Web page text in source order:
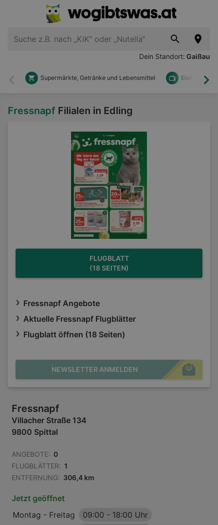
Dein Standort: Gaißau
Zurück
Supermärkte, Getränke und Lebensmittel Elektronik
Fressnapf Filialen in Edling
FLUGBLATT
(18 SEITEN)
Fressnapf Angebote
Aktuelle Fressnapf Flugblätter
Flugblatt öffnen (18 Seiten)
NEWSLETTER ANMELDEN
Fressnapf
Villacher Straße 134
9800 Spittal
ANGEBOTE: 0
FLUGBLÄTTER: 1
ENTFERNUNG: 306,4 km
Jetzt geöffnet
Montag - Freitag
09:00 - 18:00 Uhr